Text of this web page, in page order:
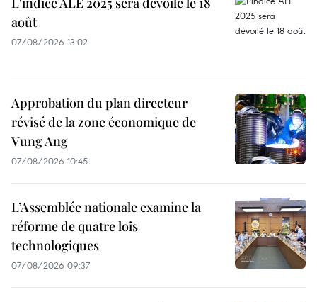
août
07/08/2026 13:02
Approbation du plan directeur
révisé de la zone économique de
Vung Ang
07/08/2026 10:45
L’Assemblée nationale examine la
réforme de quatre lois
technologiques
07/08/2026 09:37